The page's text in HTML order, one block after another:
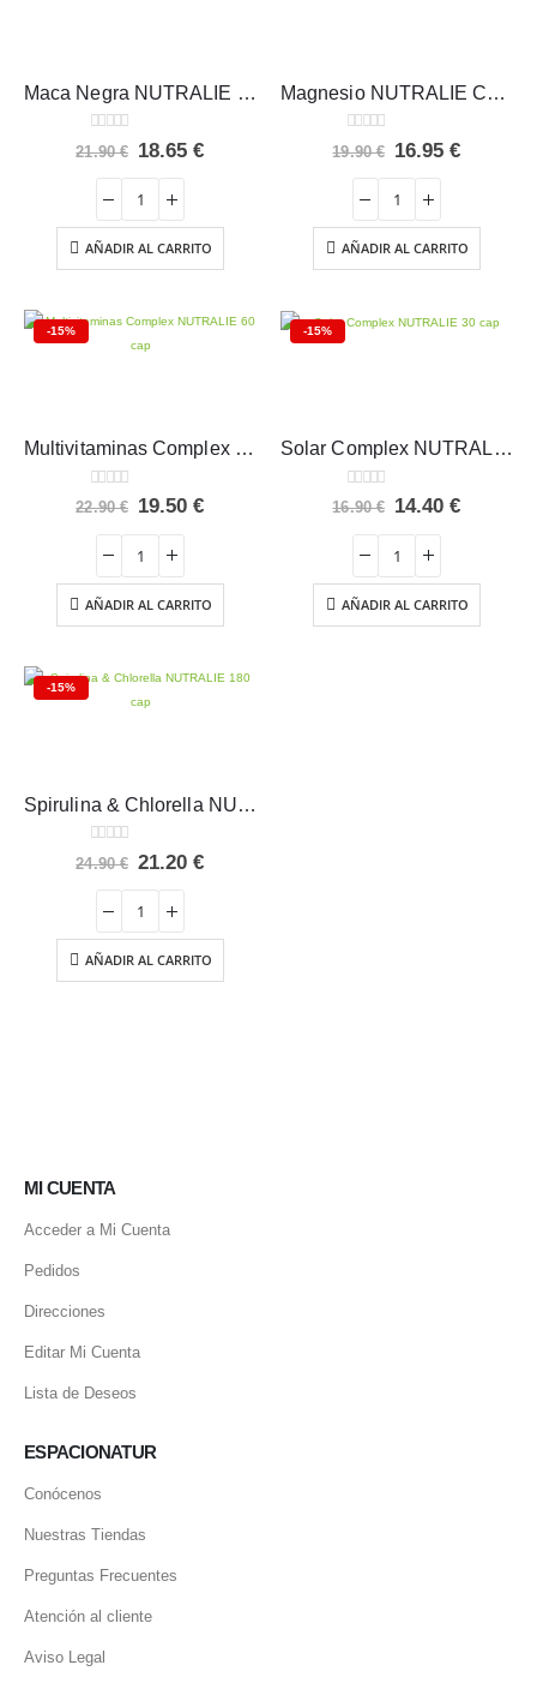
Maca Negra NUTRALIE 120 cap
out of 5
21.90€ El
era:
21.90 €.
18.65€El
18.65 €.
AÑADIR AL CARRITO
Magnesio NUTRALIE Complex 120 cap
0 out of 5
19.90€ El
era:
19.90 €.
16.95€El
16.95 €.
AÑADIR AL CARRITO
-15%
Multivitaminas Complex NUTRALIE 60 cap
0 out of 5
22.90€ El
original
era:
22.90 €.
19.50€El
19.50 €.
AÑADIR AL CARRITO
-15%
Solar Complex NUTRALIE 30 cap
0 out of 5
16.90€ El
original
era:
16.90 €.
14.40€El
14.40 €.
AÑADIR AL CARRITO
-15%
Spirulina & Chlorella NUTRALIE 180 cap
0 out of 5
24.90€ El
era:
24.90 €.
21.20€El
21.20 €.
AÑADIR AL CARRITO
MI CUENTA
Acceder a Mi Cuenta
Pedidos
Direcciones
Editar Mi Cuenta
Lista de Deseos
ESPACIONATUR
Conócenos
Nuestras Tiendas
Preguntas Frecuentes
Atención al cliente
Aviso Legal